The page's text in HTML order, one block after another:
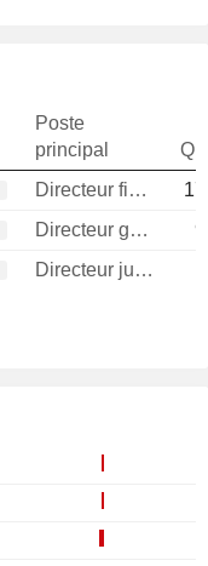
Poste
principal
Directeur financier
Directeur general
Directeur juridique